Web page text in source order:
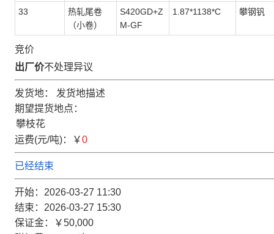
33
热轧尾卷
（小卷）
S420GD+Z
M-GF
1.87*1138*C 攀钢钒
竞价
出厂价不处理异议
发货地：
发货地描述
期望提货地点：
运费(元/吨)： ￥0
已经结束
开始： 2026-03-27 11:30
结束： 2026-03-27 15:30
保证金：
￥50,000